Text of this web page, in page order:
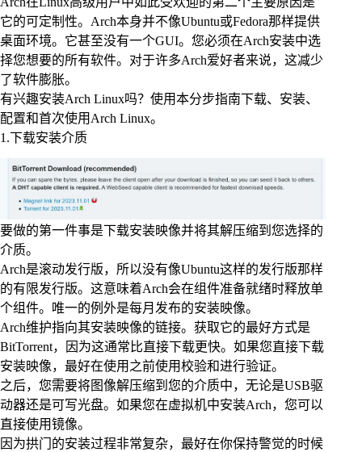
它的可定制性。Arch本身并不像Ubuntu或Fedora那样提供
桌面环境。它甚至没有一个GUI。您必须在Arch安装中选
择您想要的所有软件。对于许多Arch爱好者来说，这减少
了软件膨胀。
有兴趣安装Arch Linux吗？使用本分步指南下载、安装、
配置和首次使用Arch Linux。
1.下载安装介质
要做的第一件事是下载安装映像并将其解压缩到您选择的
介质。
Arch是滚动发行版，所以没有像Ubuntu这样的发行版那样
的有限发行版。这意味着Arch会在组件准备就绪时释放单
个组件。唯一的例外是每月发布的安装映像。
Arch维护指向其安装映像的链接。获取它的最好方式是
BitTorrent，因为这通常比直接下载更快。如果您直接下载
安装映像，最好在使用之前使用校验和进行验证。
之后，您需要将图像解压缩到您的介质中，无论是USB驱
动器还是可写光盘。如果您在虚拟机中安装Arch，您可以
直接使用镜像。
因为拱门的安装过程非常复杂，最好在你保持警觉的时候